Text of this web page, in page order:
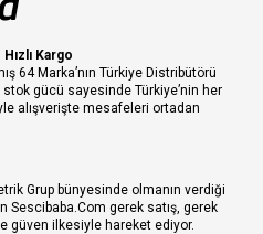
Kargo
64 Marka’nın Türkiye Distribütörü
gücü sayesinde Türkiye’nin her
alışverişte mesafeleri ortadan
Grup bünyesinde olmanın verdiği
Sescibaba.Com gerek satış, gerek
güven ilkesiyle hareket ediyor.